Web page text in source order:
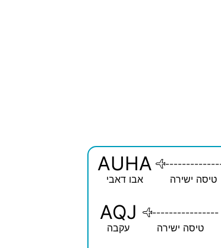
טיסה ישירה
AUHA
אבו דאבי
----------------
טיסה ישירה
AQJ
עקבה